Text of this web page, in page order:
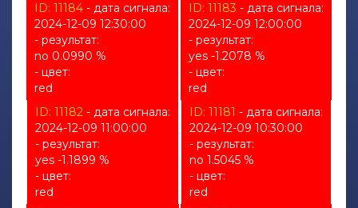
ID: 11184 - дата сигнала:
2024-12-09 12:30:00
- результат:
no 0.0990 %
- цвет:
red
ID: 11183 - дата сигнала:
2024-12-09 12:00:00
- результат:
yes -1.2078 %
- цвет:
red
ID: 11182 - дата сигнала:
2024-12-09 11:00:00
- результат:
yes -1.1899 %
- цвет:
red
ID: 11181 - дата сигнала:
2024-12-09 10:30:00
- результат:
no 1.5045 %
- цвет:
red